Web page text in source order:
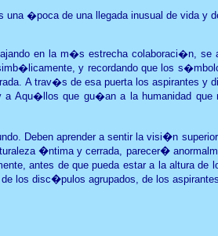
�poca de una llegada inusual de vida
en la m�s estrecha colaboraci�n,
y recordando que los
A trav�s de esa puerta los
a Aqu�llos que gu�an a la humanidad
Deben aprender a sentir la visi�n
�ntima y cerrada, parecer�
antes de que pueda estar a la altura
los disc�pulos agrupados, de los